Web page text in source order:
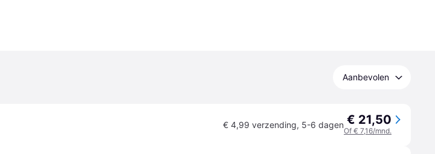
Aanbevolen
€ 4,99 verzending, 5-6 dagen € 21,50
Of € 7,16/mnd.